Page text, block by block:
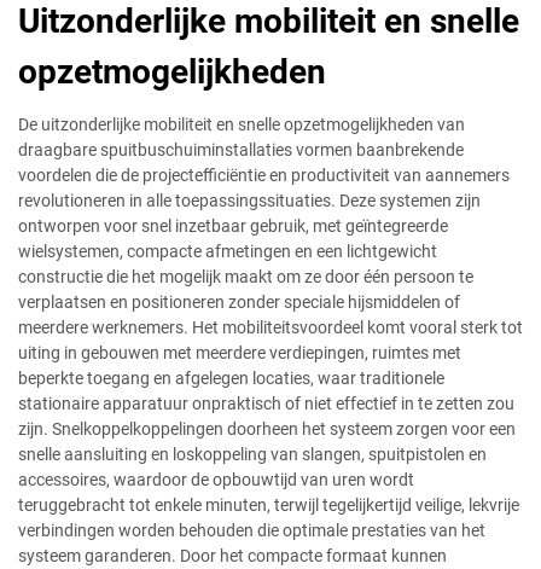
Uitzonderlijke mobiliteit en snelle
opzetmogelijkheden
De uitzonderlijke mobiliteit en snelle opzetmogelijkheden van
draagbare spuitbuschuiminstallaties vormen baanbrekende
voordelen die de projectefficiëntie en productiviteit van aannemers
revolutioneren in alle toepassingssituaties. Deze systemen zijn
ontworpen voor snel inzetbaar gebruik, met geïntegreerde
wielsystemen, compacte afmetingen en een lichtgewicht
constructie die het mogelijk maakt om ze door één persoon te
verplaatsen en positioneren zonder speciale hijsmiddelen of
meerdere werknemers. Het mobiliteitsvoordeel komt vooral sterk tot
uiting in gebouwen met meerdere verdiepingen, ruimtes met
beperkte toegang en afgelegen locaties, waar traditionele
stationaire apparatuur onpraktisch of niet effectief in te zetten zou
zijn. Snelkoppelkoppelingen doorheen het systeem zorgen voor een
snelle aansluiting en loskoppeling van slangen, spuitpistolen en
accessoires, waardoor de opbouwtijd van uren wordt
teruggebracht tot enkele minuten, terwijl tegelijkertijd veilige, lekvrije
verbindingen worden behouden die optimale prestaties van het
systeem garanderen. Door het compacte formaat kunnen